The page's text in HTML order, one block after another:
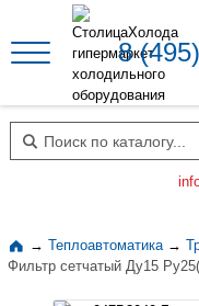
8
Поиск по каталогу
→ Теплоавтоматика →
Фильтр сетчатый Ду15